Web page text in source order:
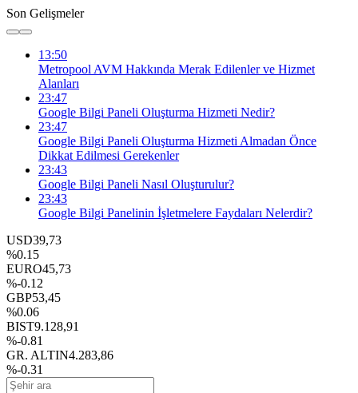
Son Gelişmeler
13:50
Metropool AVM Hakkında Merak Edilenler ve Hizmet
Alanları
23:47
Google Bilgi Paneli Oluşturma Hizmeti Nedir?
23:47
Google Bilgi Paneli Oluşturma Hizmeti Almadan Önce
Dikkat Edilmesi Gerekenler
23:43
Google Bilgi Paneli Nasıl Oluşturulur?
23:43
Google Bilgi Panelinin İşletmelere Faydaları Nelerdir?
USD39,73
%0.15
EURO45,73
%-0.12
GBP53,45
%0.06
BIST9.128,91
%-0.81
GR. ALTIN4.283,86
%-0.31